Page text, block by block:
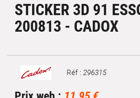
STICKER 3D 91
200813 - CADOX
Marque Réf : 296315